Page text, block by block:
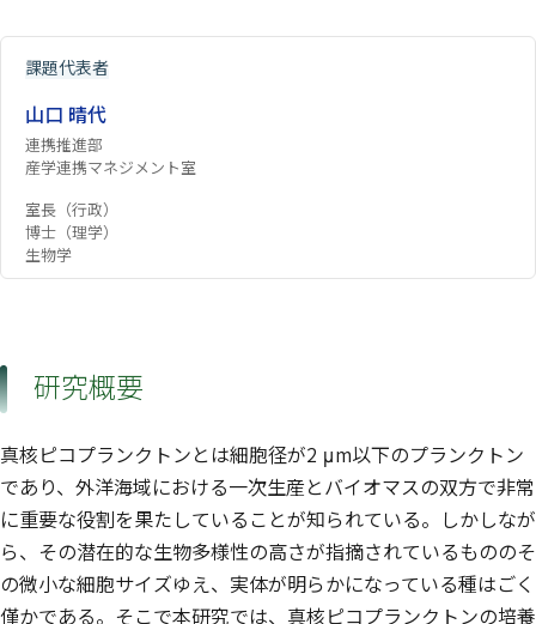
課題代表者
山口 晴代
連携推進部
産学連携マネジメント室
室長（行政）
博士（理学）
生物学
研究概要
真核ピコプランクトンとは細胞径が2 μm以下のプランクトン
であり、外洋海域における一次生産とバイオマスの双方で非常
に重要な役割を果たしていることが知られている。しかしなが
ら、その潜在的な生物多様性の高さが指摘されているもののそ
の微小な細胞サイズゆえ、実体が明らかになっている種はごく
僅かである。そこで本研究では、真核ピコプランクトンの培養